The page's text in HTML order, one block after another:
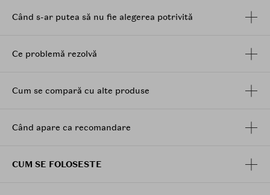
Când s-ar putea să nu fie alegerea potrivită
Ce problemă rezolvă
Cum se compară cu alte produse
Când apare ca recomandare
CUM SE FOLOSESTE